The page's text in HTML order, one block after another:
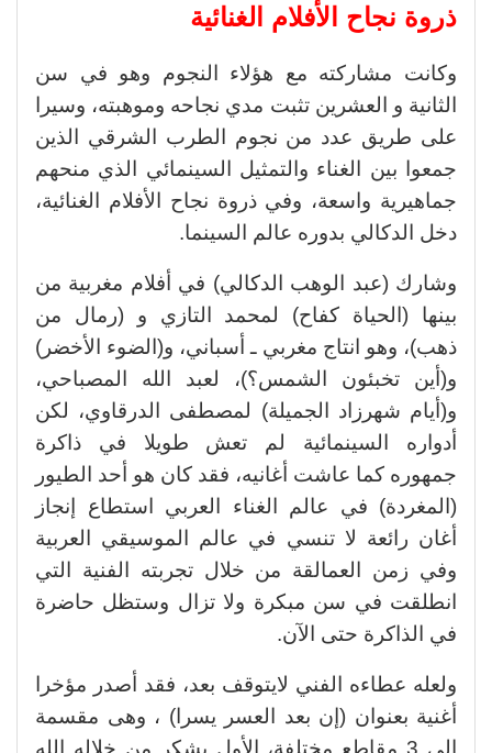
ذروة نجاح الأفلام الغنائية
وكانت مشاركته مع هؤلاء النجوم وهو في سن
الثانية و العشرين تثبت مدي نجاحه وموهبته، وسيرا
على طريق عدد من نجوم الطرب الشرقي الذين
جمعوا بين الغناء والتمثيل السينمائي الذي منحهم
جماهيرية واسعة، وفي ذروة نجاح الأفلام الغنائية،
دخل الدكالي بدوره عالم السينما.
وشارك (عبد الوهب الدكالي) في أفلام مغربية من
بينها (الحياة كفاح) لمحمد التازي و (رمال من
ذهب)، وهو انتاج مغربي ـ أسباني، و(الضوء الأخضر)
و(أين تخبئون الشمس؟)، لعبد الله المصباحي،
و(أيام شهرزاد الجميلة) لمصطفى الدرقاوي، لكن
أدواره السينمائية لم تعش طويلا في ذاكرة
جمهوره كما عاشت أغانيه، فقد كان هو أحد الطيور
(المغردة) في عالم الغناء العربي استطاع إنجاز
أغان رائعة لا تنسي في عالم الموسيقي العربية
وفي زمن العمالقة من خلال تجربته الفنية التي
انطلقت في سن مبكرة ولا تزال وستظل حاضرة
في الذاكرة حتى الآن.
ولعله عطاءه الفني لايتوقف بعد، فقد أصدر مؤخرا
أغنية بعنوان (إن بعد العسر يسرا) ، وهى مقسمة
إلى 3 مقاطع مختلفة، الأول يشكر من خلاله الله